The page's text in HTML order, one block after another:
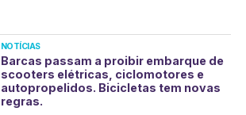
NOTÍCIAS
Barcas passam a proibir embarque de
scooters elétricas, ciclomotores e
autopropelidos. Bicicletas tem novas
regras.